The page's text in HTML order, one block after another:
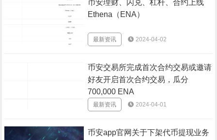
币安理财、闪兑、杠杆、合约上线
Ethena（ENA）
最新资讯 2024-04-02
币安交易所完成首次合约交易或邀请
好友开启首次合约交易，瓜分
700,000 ENA
最新资讯 2024-04-01
币安app官网关于下架代币提现业务